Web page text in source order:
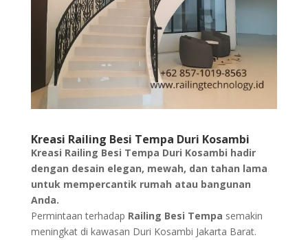
Kreasi Railing Besi Tempa Duri Kosambi
Kreasi Railing Besi Tempa Duri Kosambi hadir
dengan desain elegan, mewah, dan tahan lama
untuk mempercantik rumah atau bangunan
Anda.
Permintaan terhadap Railing Besi Tempa semakin
meningkat di kawasan Duri Kosambi Jakarta Barat.